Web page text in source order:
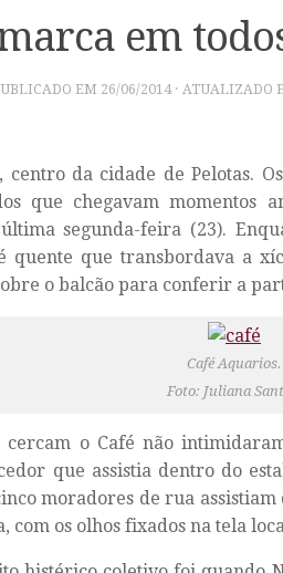
em
EM 26/06/2014· ATUALIZADO
centro da cidade de Pelotas.
que chegavam momentos
segunda-feira (23).
quente que transbordava a
o balcão para conferir a
Café Aquarios.
Foto: Juliana
cercam o Café não
que assistia dentro do
moradores de rua
com os olhos fixados na tela